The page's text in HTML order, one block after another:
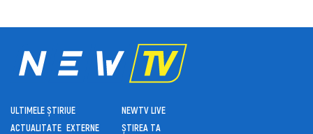
ULTIMELE ȘTIRI
ACTUALITATE
UE
EXTERNE
NEWTV LIVE
ȘTIREA TA